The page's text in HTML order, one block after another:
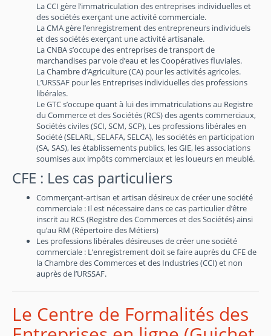
La CCI gère l’immatriculation des entreprises individuelles et
des sociétés exerçant une activité commerciale.
La CMA gère l’enregistrement des entrepreneurs individuels
et des sociétés exerçant une activité artisanale.
La CNBA s’occupe des entreprises de transport de
marchandises par voie d’eau et les Coopératives fluviales.
La Chambre d’Agriculture (CA) pour les activités agricoles.
L’URSSAF pour les Entreprises individuelles des professions
libérales.
Le GTC s’occupe quant à lui des immatriculations au Registre
du Commerce et des Sociétés (RCS) des agents commerciaux,
Sociétés civiles (SCI, SCM, SCP), Les professions libérales en
Société (SELARL, SELAFA, SELCA), les sociétés en participation
(SA, SAS), les établissements publics, les GIE, les associations
soumises aux impôts commerciaux et les loueurs en meublé.
CFE : Les cas particuliers
Commerçant-artisan et artisan désireux de créer une société
commerciale : Il est nécessaire dans ce cas particulier d’être
inscrit au RCS (Registre des Commerces et des Sociétés) ainsi
qu’au RM (Répertoire des Métiers)
Les professions libérales désireuses de créer une société
commerciale : L’enregistrement doit se faire auprès du CFE de
la Chambre des Commerces et des Industries (CCI) et non
auprès de l’URSSAF.
Le Centre de Formalités des